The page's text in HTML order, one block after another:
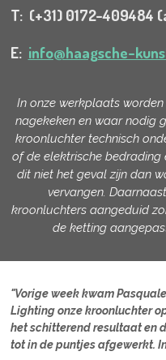
T: (+31) 0172-409484
E: info@haagsche-
In onze werkplaats
nagekeken en waar nodig
kroonluchter technisch
of de elektrische bedrading
dit niet het geval zijn dan
vervangen.
kroonluchters aangeduid
de ketting
"Vorige week kwam
Lighting onze kroonluchter
het schitterend resultaat en
tot in de puntjes afgewerkt.